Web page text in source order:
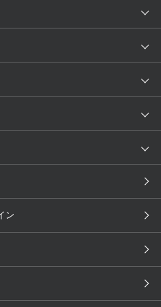
une nana cool
ワコールスタイル
人間科学研究開発センター見学
ン